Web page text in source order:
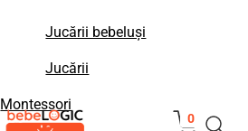
Jucării bebeluși
Jucării
Montessori
0